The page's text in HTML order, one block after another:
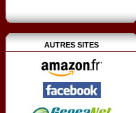
AUTRES SITES